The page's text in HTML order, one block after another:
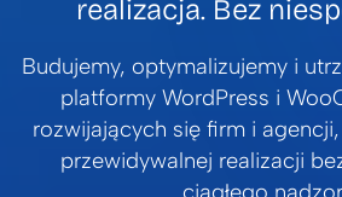
realizacja. Bez
Budujemy, optymalizujemy i
platformy WordPress i
rozwijających się firm i
przewidywalnej realizacji